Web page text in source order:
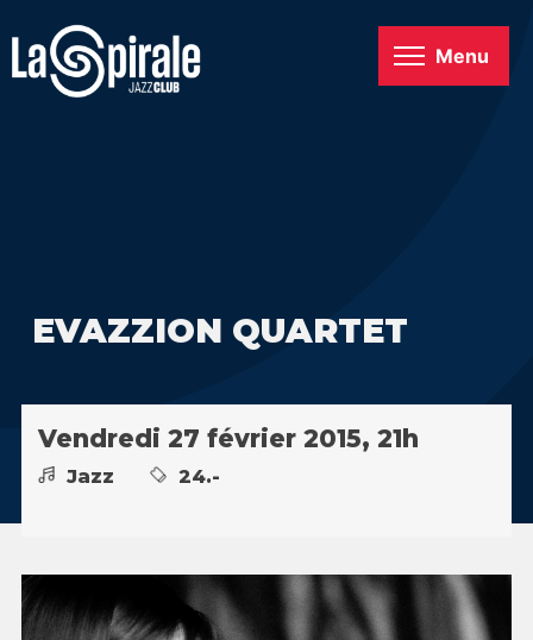
Menu
EVAZZION QUARTET
Vendredi 27 février 2015, 21h
Jazz 24.-